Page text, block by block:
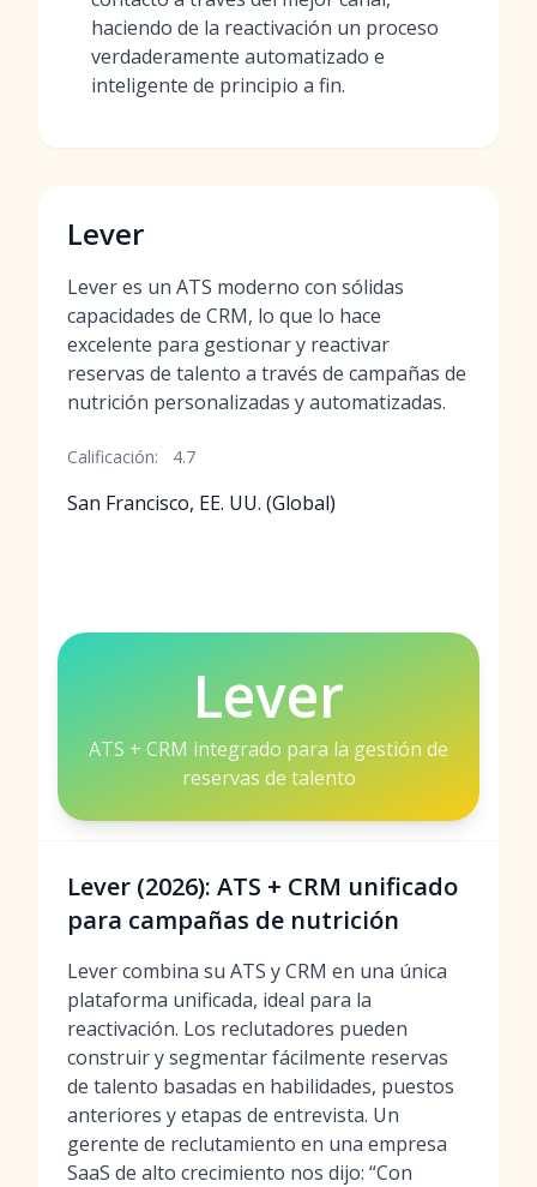
haciendo de la reactivación un proceso
verdaderamente automatizado e
inteligente de principio a fin.
Lever
Lever es un ATS moderno con sólidas
capacidades de CRM, lo que lo hace
excelente para gestionar y reactivar
reservas de talento a través de campañas de
nutrición personalizadas y automatizadas.
Calificación: 4.7
San Francisco, EE. UU. (Global)
Lever
ATS + CRM integrado para la gestión de
reservas de talento
Lever (2026): ATS + CRM unificado
para campañas de nutrición
Lever combina su ATS y CRM en una única
plataforma unificada, ideal para la
reactivación. Los reclutadores pueden
construir y segmentar fácilmente reservas
de talento basadas en habilidades, puestos
anteriores y etapas de entrevista. Un
gerente de reclutamiento en una empresa
SaaS de alto crecimiento nos dijo: “Con